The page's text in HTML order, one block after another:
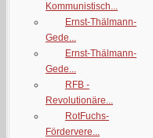
Kommunistisch...
Ernst-Thälmann-
Gede...
Ernst-Thälmann-
Gede...
RFB -
Revolutionäre...
RotFuchs-
Fördervere...